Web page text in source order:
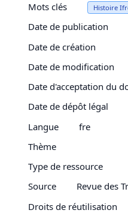
Mots clés
Histoire
Date de publication
Date de création
Date de modification
Date d'acceptation du
Date de dépôt légal
Langue
fre
Thème
Type de ressource
Source
Revue des
Droits de réutilisation